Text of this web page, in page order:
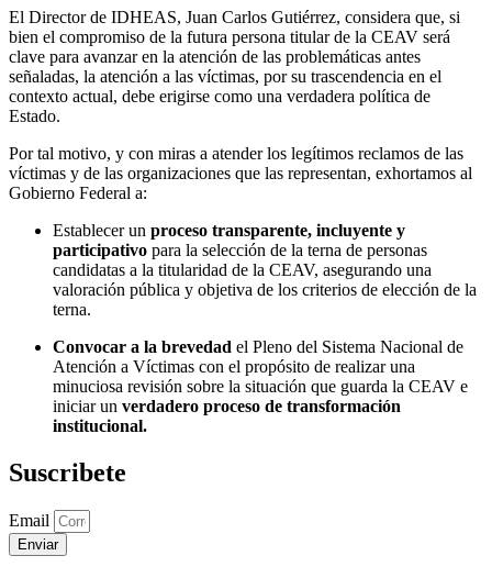
El Director de IDHEAS, Juan Carlos Gutiérrez, considera que, si
bien el compromiso de la futura persona titular de la CEAV será
clave para avanzar en la atención de las problemáticas antes
señaladas, la atención a las víctimas, por su trascendencia en el
contexto actual, debe erigirse como una verdadera política de
Estado.
Por tal motivo, y con miras a atender los legítimos reclamos de las
víctimas y de las organizaciones que las representan, exhortamos al
Gobierno Federal a:
Establecer un proceso transparente, incluyente y
participativo para la selección de la terna de personas
candidatas a la titularidad de la CEAV, asegurando una
valoración pública y objetiva de los criterios de elección de la
terna.
Convocar a la brevedad el Pleno del Sistema Nacional de
Atención a Víctimas con el propósito de realizar una
minuciosa revisión sobre la situación que guarda la CEAV e
iniciar un verdadero proceso de transformación
institucional.
Suscribete
Email
Enviar